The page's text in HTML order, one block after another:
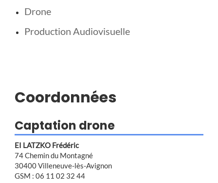
Drone
Production Audiovisuelle
Coordonnées
Captation drone
EI LATZKO Frédéric
74 Chemin du Montagné
30400 Villeneuve-lès-Avignon
GSM : 06 11 02 32 44